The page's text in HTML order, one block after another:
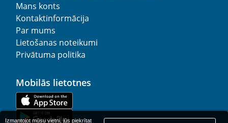
Mans konts
Kontaktinformācija
Par mums
Lietošanas noteikumi
Privātuma politika
Mobilās lietotnes
Izmantojot mūsu vietni, jūs piekrītat